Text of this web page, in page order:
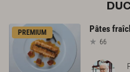
PREMIUM Pâtes
66